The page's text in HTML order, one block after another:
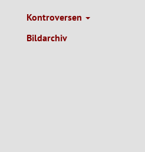
Kontroversen
Bildarchiv